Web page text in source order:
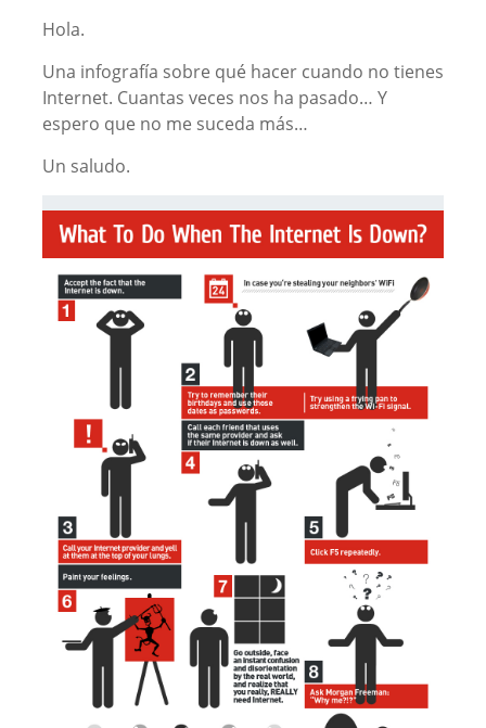
Hola.
Una infografía sobre qué hacer cuando no tienes
Internet. Cuantas veces nos ha pasado… Y
espero que no me suceda más…
Un saludo.